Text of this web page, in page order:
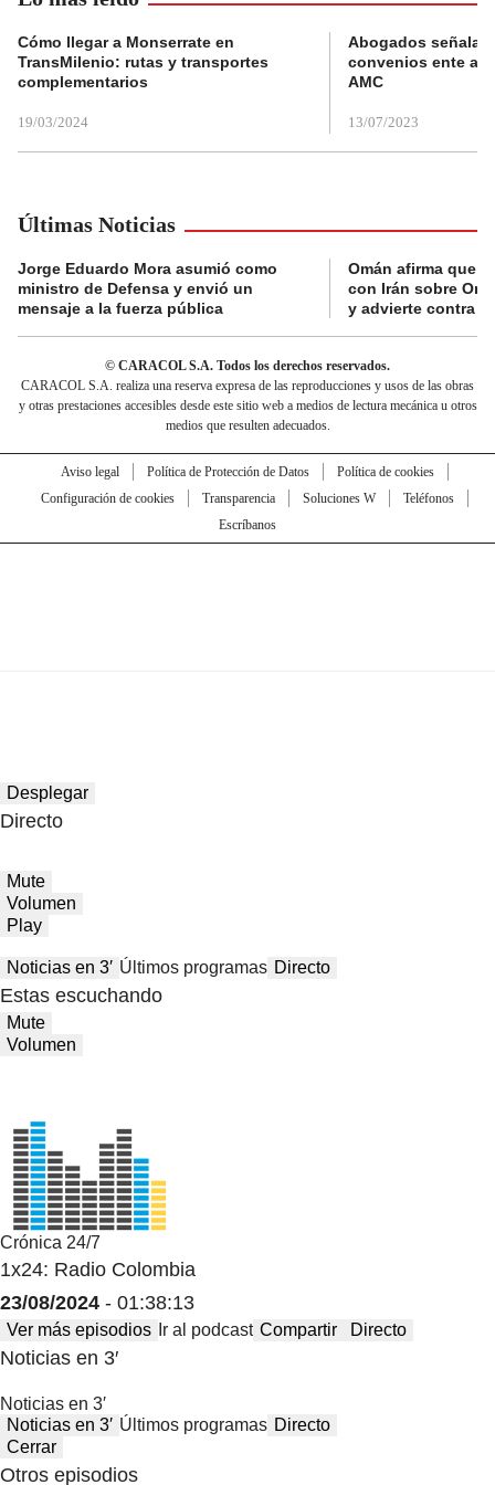
Cómo llegar a Monserrate en
TransMilenio: rutas y transportes
complementarios
19/03/2024
Abogados
convenios ente
AMC
13/07/2023
Últimas Noticias
Jorge Eduardo Mora asumió como
ministro de Defensa y envió un
mensaje a la fuerza pública
Omán afirma que
con Irán sobre
y advierte contra
© CARACOL S.A. Todos los derechos reservados.
CARACOL S.A. realiza una reserva expresa de las reproducciones y usos de las obras
y otras prestaciones accesibles desde este sitio web a medios de lectura mecánica u otros
medios que resulten adecuados.
Aviso legal Política de Protección de Datos
Política de cookies
Configuración de cookies
Transparencia Soluciones W
Teléfonos
Escríbanos
Desplegar
Directo
Mute
Volumen
Play
Noticias en 3′ Últimos programas Directo
Estas escuchando
Mute
Volumen
Crónica 24/7
1x24: Radio Colombia
23/08/2024 - 01:38:13
Ver más episodios Ir al podcast Compartir Directo
Noticias en 3′
Noticias en 3′
Noticias en 3′ Últimos programas Directo
Cerrar
Otros episodios